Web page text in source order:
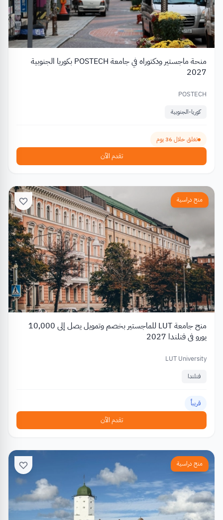
منحة ماجستير ودكتوراه في جامعة POSTECH بكوريا الجنوبية
2027
POSTECH
كوريا-الجنوبية
تغلق خلال 36 يوم
تقدم الآن
منح دراسية
منح جامعة LUT للماجستير بخصم وتمويل يصل إلى 10,000
يورو في فنلندا 2027
LUT University
فنلندا
قريباً
تقدم الآن
منح دراسية